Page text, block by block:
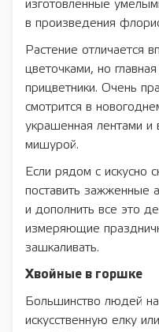
изготовленные
в произведения
Растение отличается
цветочками, но
прицветники. Очень
смотрится в
украшенная лентами и
мишурой.
Если рядом с искусно
поставить зажженные
и дополнить все это
измеряющие
зашкаливать.
Хвойные в горшке
Большинство людей
искусственную елку